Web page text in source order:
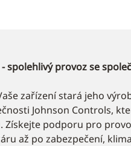
spolehlivý provoz se
zařízení stará jeho
Johnson Controls,
Získejte podporu pro
až po zabezpečení,